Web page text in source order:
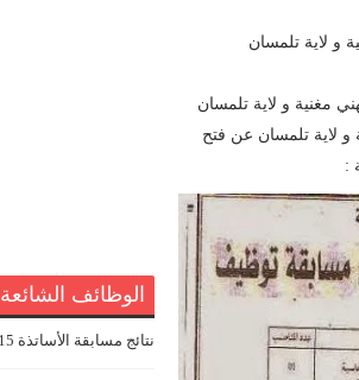
و لاية تلمسان
مغنية و لاية تلمسان
و لاية تلمسان عن فتح
:
الوظائف الشائعة
نتائج مسابقة الأساتذة 2015- جميع المديريات